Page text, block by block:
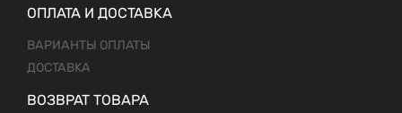
ОПЛАТА И ДОСТАВКА
ВАРИАНТЫ ОПЛАТЫ
ДОСТАВКА
ВОЗВРАТ ТОВАРА